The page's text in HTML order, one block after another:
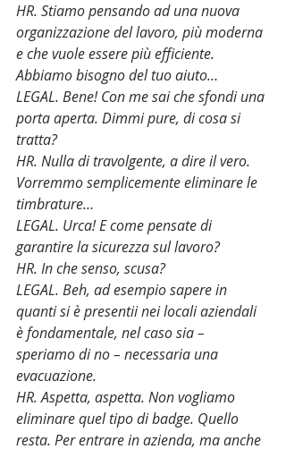
HR. Stiamo pensando ad una nuova
organizzazione del lavoro, più moderna
e che vuole essere più efficiente.
Abbiamo bisogno del tuo aiuto…
LEGAL. Bene! Con me sai che sfondi una
porta aperta. Dimmi pure, di cosa si
tratta?
HR. Nulla di travolgente, a dire il vero.
Vorremmo semplicemente eliminare le
timbrature…
LEGAL. Urca! E come pensate di
garantire la sicurezza sul lavoro?
HR. In che senso, scusa?
LEGAL. Beh, ad esempio sapere in
quanti si è presentii nei locali aziendali
è fondamentale, nel caso sia –
speriamo di no – necessaria una
evacuazione.
HR. Aspetta, aspetta. Non vogliamo
eliminare quel tipo di badge. Quello
resta. Per entrare in azienda, ma anche